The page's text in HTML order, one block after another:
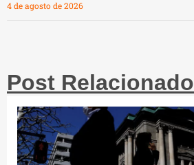
4 de agosto de 2026
Post Relacionado